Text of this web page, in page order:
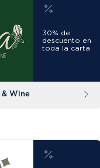
30% de
descuento en
toda la carta
& Wine